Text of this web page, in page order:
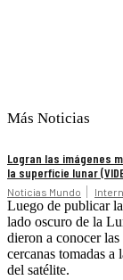
Más Noticias
Logran las imágenes
la superficie lunar
Noticias Mundo
Luego de publicar
lado oscuro de la
dieron a conocer las
cercanas tomadas a
del satélite.